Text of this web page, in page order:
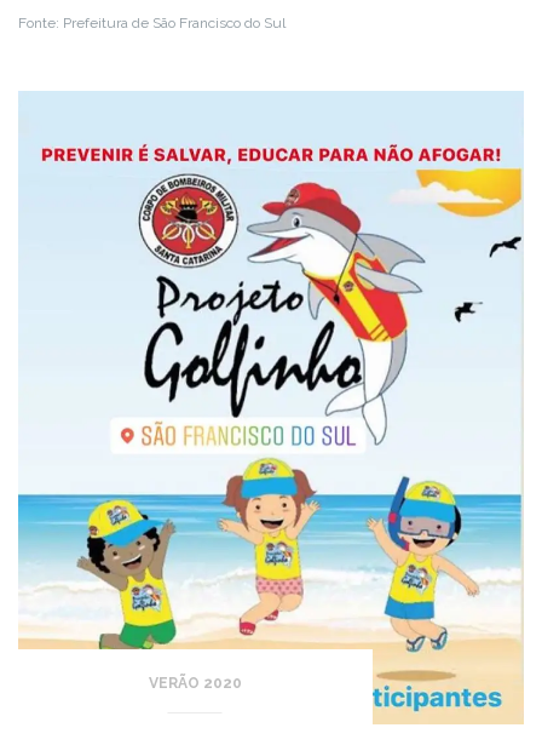
Fonte: Prefeitura de São Francisco do Sul
VERÃO 2020